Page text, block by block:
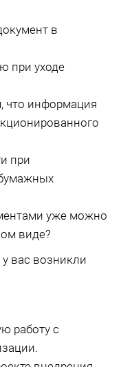
в
при уходе
что информация
при
уже можно
виде?
вас возникли
работу с